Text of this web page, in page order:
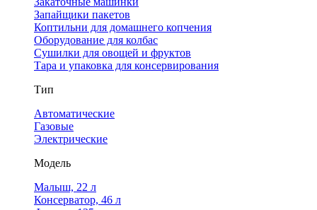
Запайщики пакетов
Коптильни для домашнего копчения
Оборудование для колбас
Сушилки для овощей и фруктов
Тара и упаковка для консервирования
Тип
Автоматические
Газовые
Электрические
Модель
Малыш, 22 л
Консерватор, 46 л